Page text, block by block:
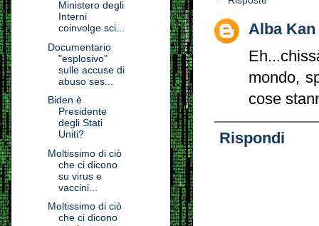
Alba Kan
mondo,
cose
Rispondi
Ministero degli
Interni
coinvolge sci...
Documentario
"esplosivo"
sulle accuse di
abuso ses...
Biden è
Presidente
degli Stati
Uniti?
Moltissimo di ciò
che ci dicono
su virus e
vaccini...
Moltissimo di ciò
che ci dicono